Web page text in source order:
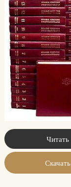
Читать
Скачать